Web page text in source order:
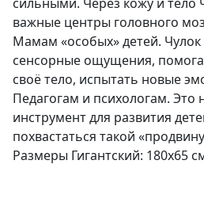
важные центры головного
Мамам «особых» детей.
сенсорные ощущения,
своё тело, испытать новые
Педагогам и психологам.
инструмент для развития
похвастаться такой
Размеры​ Гигантский: 180х65